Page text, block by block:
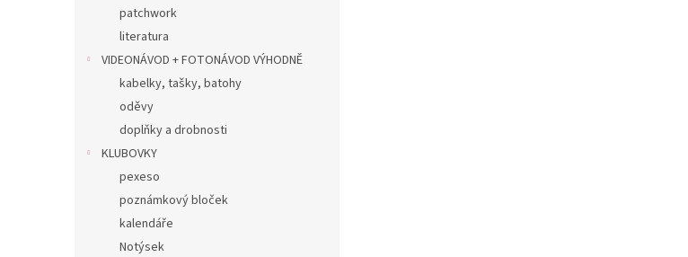
patchwork
literatura
VIDEONÁVOD + FOTONÁVOD VÝHODNĚ
kabelky, tašky, batohy
oděvy
doplňky a drobnosti
KLUBOVKY
pexeso
poznámkový bloček
kalendáře
Notýsek